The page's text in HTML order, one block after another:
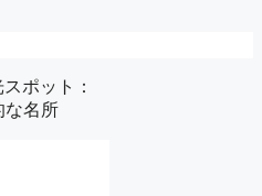
ポット：
な名所